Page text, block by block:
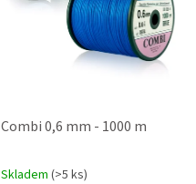
Combi 0,6 mm - 1000 m
Průměrné
Skladem (>5 ks)